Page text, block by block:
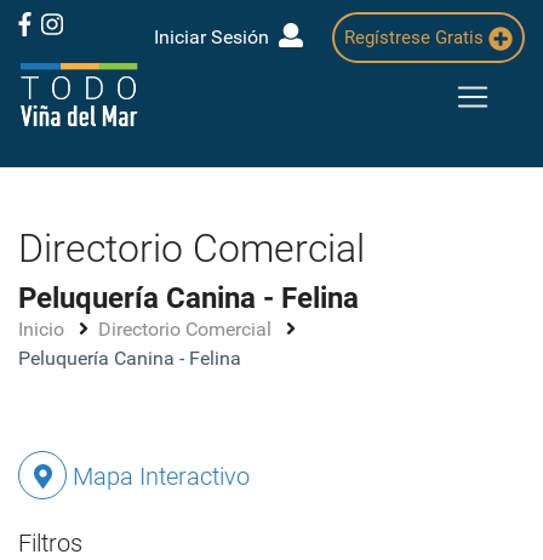
Iniciar Sesión Regístrese Gratis
Directorio Comercial
Peluquería Canina - Felina
Inicio
Directorio Comercial
Peluquería Canina - Felina
Mapa Interactivo
Filtros